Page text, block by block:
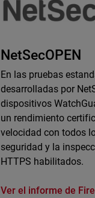
NetSecOPEN
En las pruebas
desarrolladas por
dispositivos
un rendimiento
velocidad con todos
seguridad y la
HTTPS habilitados.
Ver el informe de